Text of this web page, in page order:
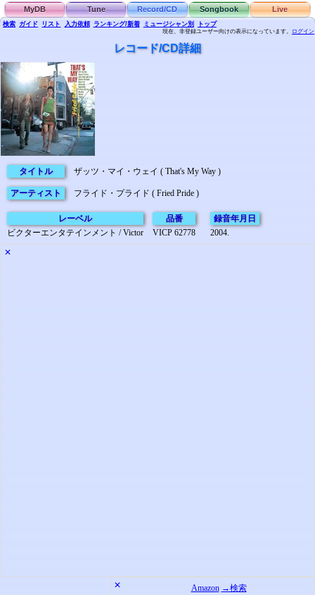
MyDB Tune Record/CD Songbook Live
検索 ガイド リスト 入力依頼 ランキング/新着 ミュージシャン別 トップ
現在、非登録ユーザー向けの表示になっています。 ログイン
レコード/CD詳細
タイトル ザッツ・マイ・ウェイ ( That's My Way )
アーティスト フライド・プライド ( Fried Pride )
レーベル
ビクターエンタテインメント / Victor
品番
VICP 62778
録音年月日
2004.
✕
✕ Amazon →検索